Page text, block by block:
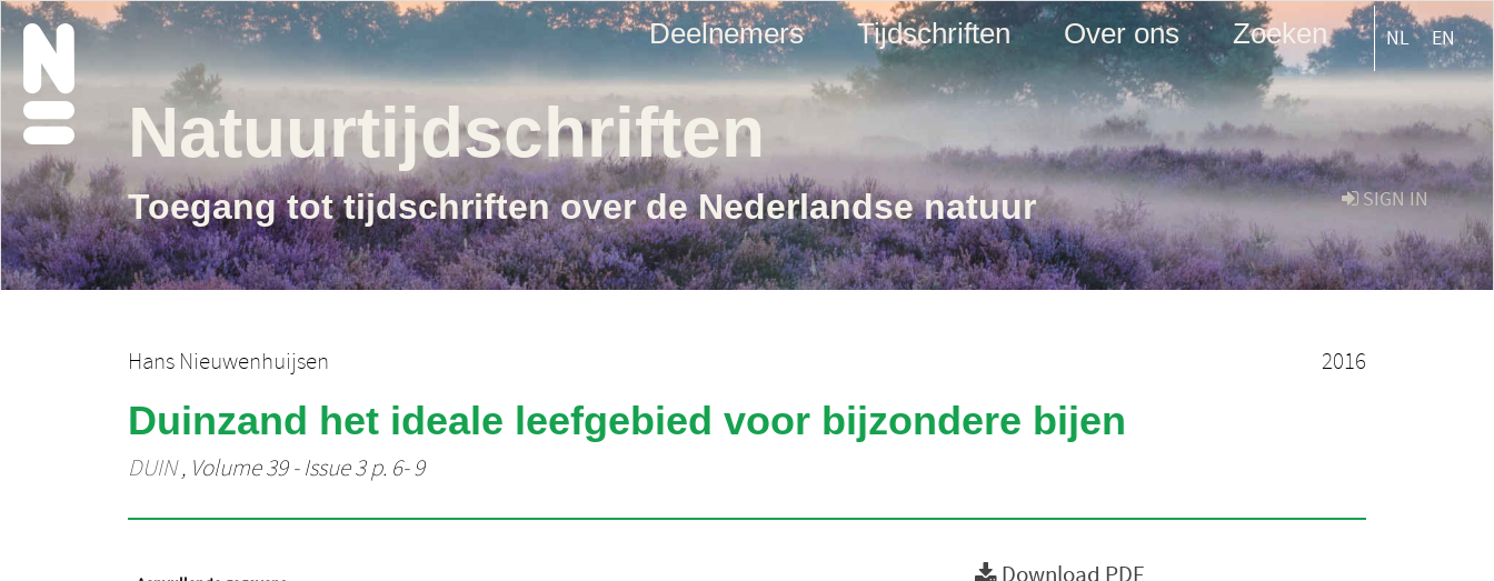
Deelnemers Tijdschriften Over ons Zoeken NL EN
SIGN IN
Natuurtijdschriften
Toegang tot tijdschriften over de Nederlandse natuur
Hans Nieuwenhuijsen 2016
Duinzand het ideale leefgebied voor bijzondere bijen
DUIN, Volume 39 - Issue 3 p. 6- 9
Download PDF